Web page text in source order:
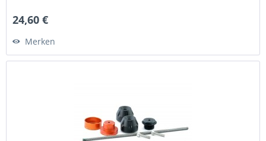
24,60 €
Merken